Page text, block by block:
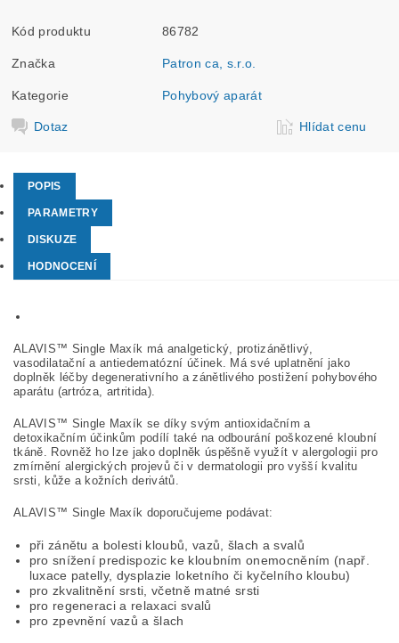
Kód produktu 86782
Značka Patron ca, s.r.o.
Kategorie Pohybový aparát
Dotaz Hlídat cenu
POPIS
PARAMETRY
DISKUZE
HODNOCENÍ
ALAVIS™ Single Maxík má analgetický, protizánětlivý,
vasodilatační a antiedematózní účinek. Má své uplatnění jako
doplněk léčby degenerativního a zánětlivého postižení pohybového
aparátu (artróza, artritida).
ALAVIS™ Single Maxík se díky svým antioxidačním a
detoxikačním účinkům podílí také na odbourání poškozené kloubní
tkáně. Rovněž ho lze jako doplněk úspěšně využít v alergologii pro
zmírnění alergických projevů či v dermatologii pro vyšší kvalitu
srsti, kůže a kožních derivátů.
ALAVIS™ Single Maxík doporučujeme podávat:
při zánětu a bolesti kloubů, vazů, šlach a svalů
pro snížení predispozic ke kloubním onemocněním (např.
luxace patelly, dysplazie loketního či kyčelního kloubu)
pro zkvalitnění srsti, včetně matné srsti
pro regeneraci a relaxaci svalů
pro zpevnění vazů a šlach